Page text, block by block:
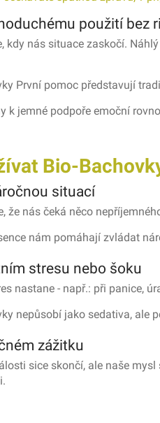
použití bez
kdy nás situace zaskočí.
První pomoc představují
k jemné podpoře emoční
Bio-
situací
že nás čeká něco
nám pomáhají zvládat
stresu nebo šoku
nastane - např.: při panice,
nepůsobí jako sedativa, ale
zážitku
sice skončí, ale naše